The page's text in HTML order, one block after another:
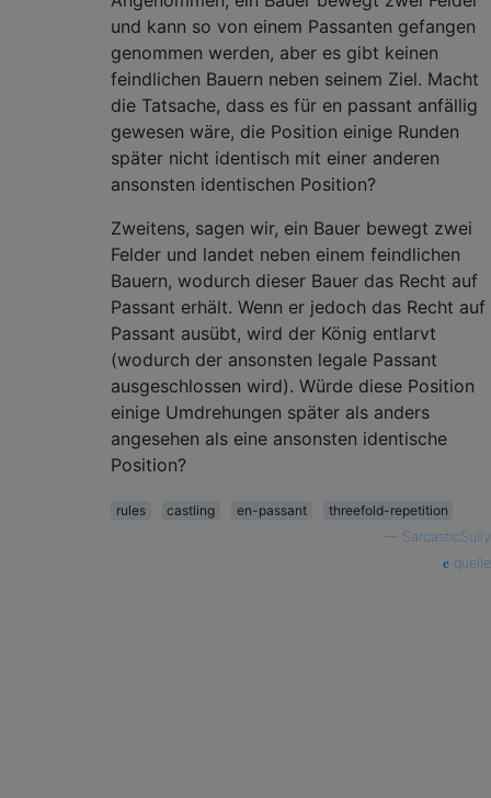
und kann so von einem Passanten gefangen
genommen werden, aber es gibt keinen
feindlichen Bauern neben seinem Ziel. Macht
die Tatsache, dass es für en passant anfällig
gewesen wäre, die Position einige Runden
später nicht identisch mit einer anderen
ansonsten identischen Position?
Zweitens, sagen wir, ein Bauer bewegt zwei
Felder und landet neben einem feindlichen
Bauern, wodurch dieser Bauer das Recht auf
Passant erhält. Wenn er jedoch das Recht auf
Passant ausübt, wird der König entlarvt
(wodurch der ansonsten legale Passant
ausgeschlossen wird). Würde diese Position
einige Umdrehungen später als anders
angesehen als eine ansonsten identische
Position?
rules castling en-passant
threefold-repetition
SarcasticSully
quelle